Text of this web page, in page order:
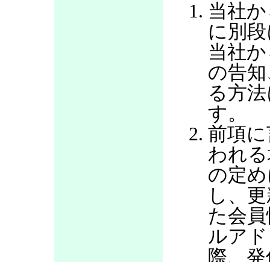
当社
に別
当社
の告
る方
す。
前項
われ
の定
し、
た会
ルア
際、